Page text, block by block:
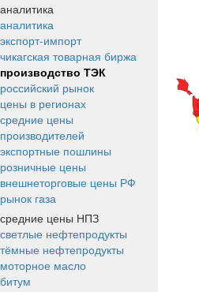
аналитика
аналитика
экспорт-импорт
чикагская товарная биржа
производство ТЭК
российский рынок
цены в регионах
средние цены
производителей
экспортные пошлины
розничные цены
внешнеторговые цены РФ
рынок газа
средние цены НПЗ
светлые нефтепродукты
тёмные нефтепродукты
моторное масло
битум